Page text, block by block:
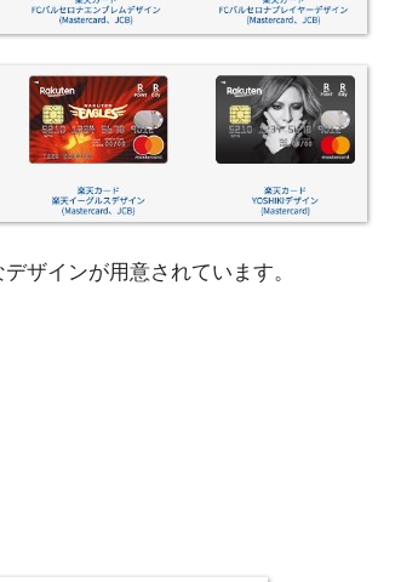
ザインが用意されています。